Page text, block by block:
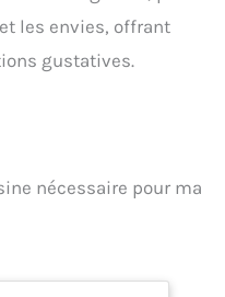
les envies, offrant
gustatives.
nécessaire pour ma